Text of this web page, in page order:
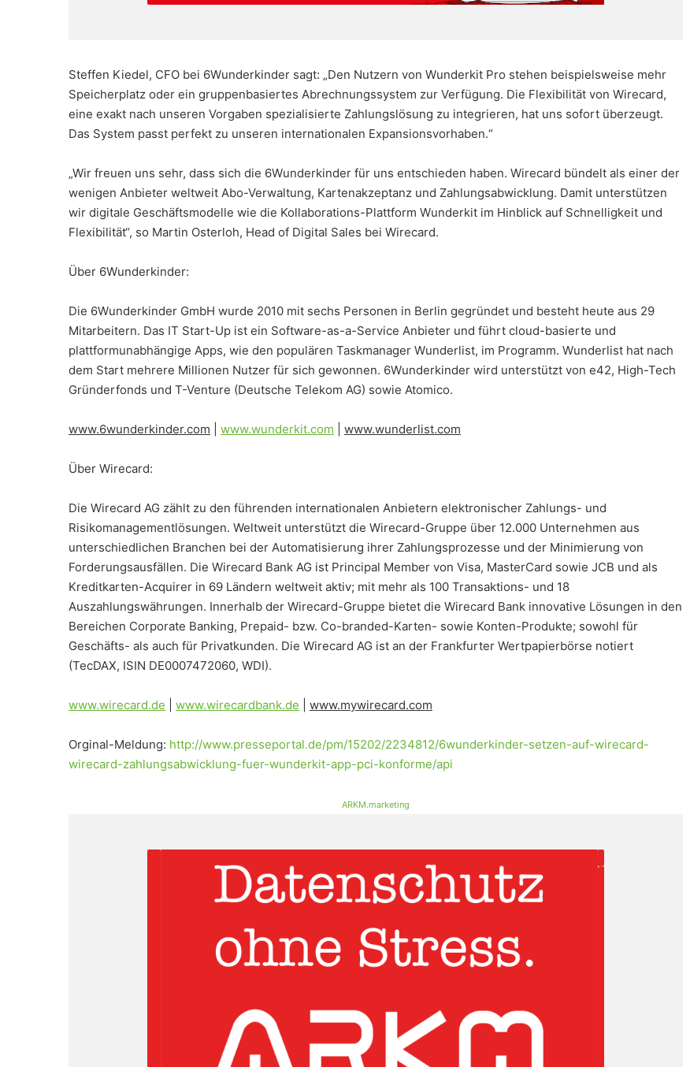
Steffen Kiedel, CFO bei 6Wunderkinder sagt: „Den Nutzern von Wunderkit Pro stehen beispielsweise mehr
Speicherplatz oder ein gruppenbasiertes Abrechnungssystem zur Verfügung. Die Flexibilität von Wirecard,
eine exakt nach unseren Vorgaben spezialisierte Zahlungslösung zu integrieren, hat uns sofort überzeugt.
Das System passt perfekt zu unseren internationalen Expansionsvorhaben.“
„Wir freuen uns sehr, dass sich die 6Wunderkinder für uns entschieden haben. Wirecard bündelt als einer der
wenigen Anbieter weltweit Abo-Verwaltung, Kartenakzeptanz und Zahlungsabwicklung. Damit unterstützen
wir digitale Geschäftsmodelle wie die Kollaborations-Plattform Wunderkit im Hinblick auf Schnelligkeit und
Flexibilität“, so Martin Osterloh, Head of Digital Sales bei Wirecard.
Über 6Wunderkinder:
Die 6Wunderkinder GmbH wurde 2010 mit sechs Personen in Berlin gegründet und besteht heute aus 29
Mitarbeitern. Das IT Start-Up ist ein Software-as-a-Service Anbieter und führt cloud-basierte und
plattformunabhängige Apps, wie den populären Taskmanager Wunderlist, im Programm. Wunderlist hat nach
dem Start mehrere Millionen Nutzer für sich gewonnen. 6Wunderkinder wird unterstützt von e42, High-Tech
Gründerfonds und T-Venture (Deutsche Telekom AG) sowie Atomico.
www.6wunderkinder.com www.wunderkit.com www.wunderlist.com
Über Wirecard:
Die Wirecard AG zählt zu den führenden internationalen Anbietern elektronischer Zahlungs- und
Risikomanagementlösungen. Weltweit unterstützt die Wirecard-Gruppe über 12.000 Unternehmen aus
unterschiedlichen Branchen bei der Automatisierung ihrer Zahlungsprozesse und der Minimierung von
Forderungsausfällen. Die Wirecard Bank AG ist Principal Member von Visa, MasterCard sowie JCB und als
Kreditkarten-Acquirer in 69 Ländern weltweit aktiv; mit mehr als 100 Transaktions- und 18
Auszahlungswährungen. Innerhalb der Wirecard-Gruppe bietet die Wirecard Bank innovative Lösungen in den
Bereichen Corporate Banking, Prepaid- bzw. Co-branded-Karten- sowie Konten-Produkte; sowohl für
Geschäfts- als auch für Privatkunden. Die Wirecard AG ist an der Frankfurter Wertpapierbörse notiert
(TecDAX, ISIN DE0007472060, WDI).
www.wirecard.de www.wirecardbank.de www.mywirecard.com
Orginal-Meldung: http://www.presseportal.de/pm/15202/2234812/6wunderkinder-setzen-auf-wirecard-
wirecard-zahlungsabwicklung-fuer-wunderkit-app-pci-konforme/api
ARKM.marketing